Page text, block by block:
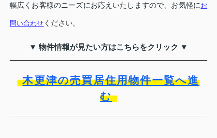
幅広くお客様のニーズにお応えいたしますので、お気軽にお
問い合わせ ください。
▼ 物件情報が見たい方はこちらをクリック ▼
木更津の売買居住用物件一覧へ進
む